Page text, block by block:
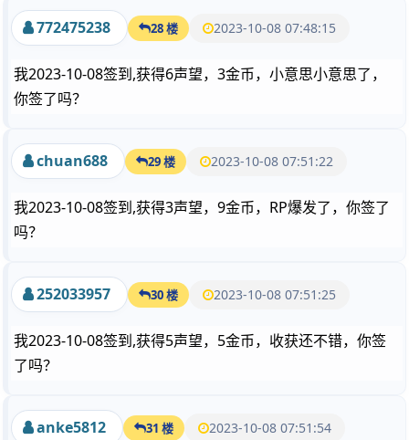
772475238 28 楼 2023-10-08 07:48:15
我2023-10-08签到,获得6声望，3金币，小意思小意思了，
你签了吗？
chuan688 29 楼 2023-10-08 07:51:22
我2023-10-08签到,获得3声望，9金币，RP爆发了，你签了
吗？
252033957 30 楼 2023-10-08 07:51:25
我2023-10-08签到,获得5声望，5金币，收获还不错，你签
了吗？
anke5812 31 楼 2023-10-08 07:51:54